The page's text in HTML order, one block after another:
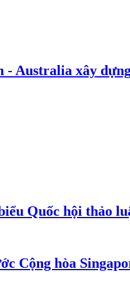
Australia xây
Quốc hội thảo
Cộng hòa